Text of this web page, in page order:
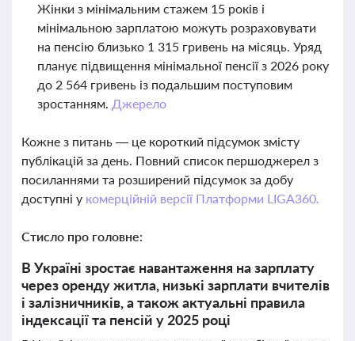
Жінки з мінімальним стажем 15 років і
мінімальною зарплатою можуть розраховувати
на пенсію близько 1 315 гривень на місяць. Уряд
планує підвищення мінімальної пенсії з 2026 року
до 2 564 гривень із подальшим поступовим
зростанням. Джерело
Кожне з питань — це короткий підсумок змісту
публікацій за день. Повний список першоджерел з
посиланнями та розширений підсумок за добу
доступні у комерційній версії Платформи LIGA360.
Стисло про головне:
В Україні зростає навантаження на зарплату
через оренду житла, низькі зарплати вчителів
і залізничників, а також актуальні правила
індексації та пенсій у 2025 році